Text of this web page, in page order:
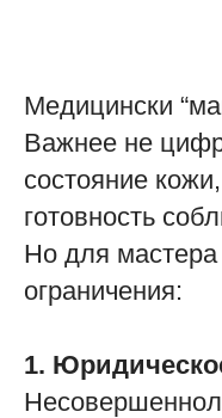
Медицински
Важнее не
состояние
готовность
Но для
ограничения:
1.